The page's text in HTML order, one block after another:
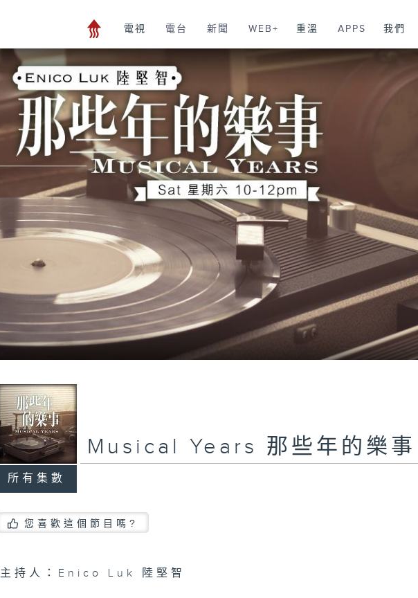
電視 電台 新聞 WEB+ 重溫 APPS 我們
所有集數
Musical Years 那些年的樂事
您喜歡這個節目嗎?
主持人：Enico Luk 陸堅智